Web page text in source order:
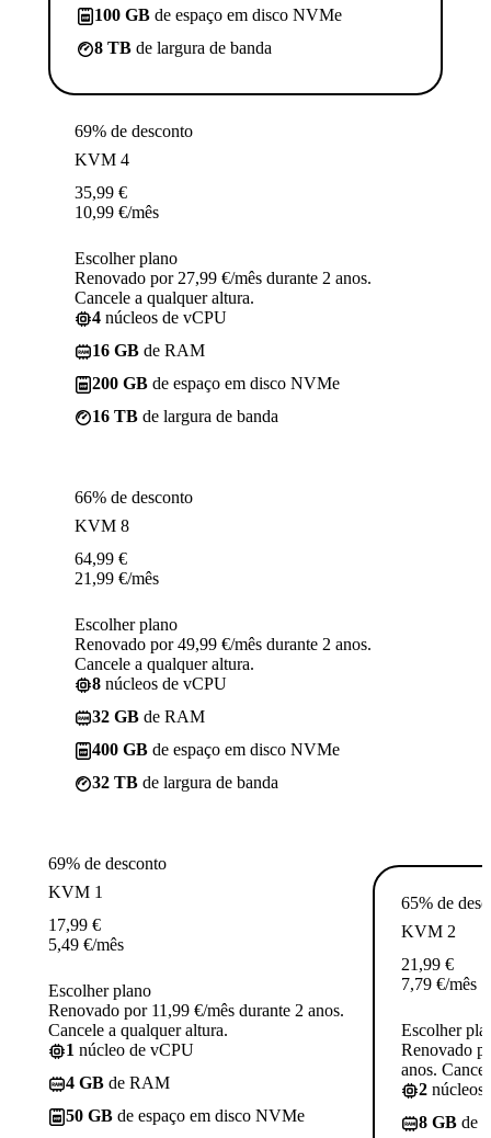
100 GB de espaço em disco NVMe
8 TB de largura de banda
69% de desconto
KVM 4
35,99 €
10,99 €/mês
Escolher plano
Renovado por 27,99 €/mês durante 2 anos.
Cancele a qualquer altura.
4 núcleos de vCPU
16 GB de RAM
200 GB de espaço em disco NVMe
16 TB de largura de banda
66% de desconto
KVM 8
64,99 €
21,99 €/mês
Escolher plano
Renovado por 49,99 €/mês durante 2 anos.
Cancele a qualquer altura.
8 núcleos de vCPU
32 GB de RAM
400 GB de espaço em disco NVMe
32 TB de largura de banda
69% de desconto
KVM 1
17,99 €
5,49 €/mês
Escolher plano
Renovado por 11,99 €/mês durante 2 anos.
Cancele a qualquer altura.
1 núcleo de vCPU
4 GB de RAM
50 GB de espaço em disco NVMe
65% de
KVM 2
21,99 €
7,79 €/mês
Escolher
Renovado
anos.
2 núcleos
8 GB de